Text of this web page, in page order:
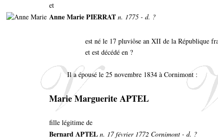
et
Anne Marie PIERRAT n. 1775 - d. ?
est né le 17 pluviôse an XII de la République
et est décédé en ?
Il a épousé le 25 novembre 1834 à Cornimont :
Marie Marguerite APTEL
fille légitime de
Bernard APTEL n. 17 février 1772 Cornimont - d. ?